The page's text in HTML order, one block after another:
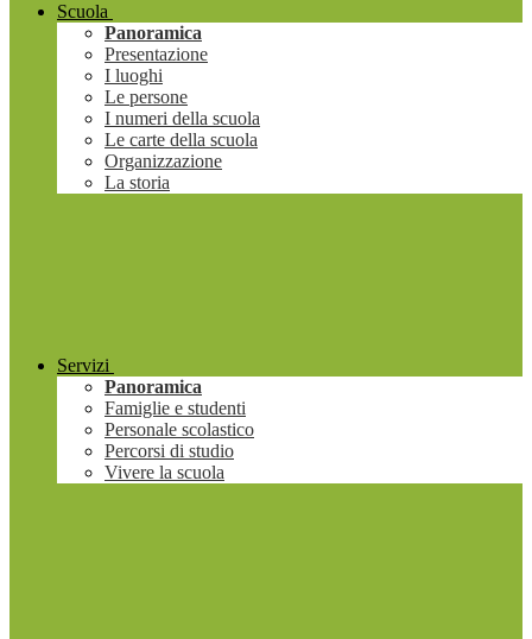
Scuola
Panoramica
Presentazione
I luoghi
Le persone
I numeri della scuola
Le carte della scuola
Organizzazione
La storia
Servizi
Panoramica
Famiglie e studenti
Personale scolastico
Percorsi di studio
Vivere la scuola